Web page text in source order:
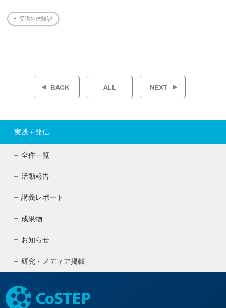
受講生体験記
投
ビ
ゲ
BACK ALL NEXT
実践＋発信
全件一覧
活動報告
講義レポート
成果物
お知らせ
研究・メディア掲載